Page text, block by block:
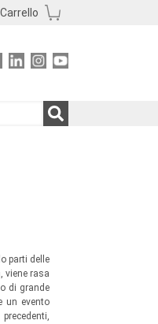
Carrello
parti delle
viene rasa
di grande
un evento